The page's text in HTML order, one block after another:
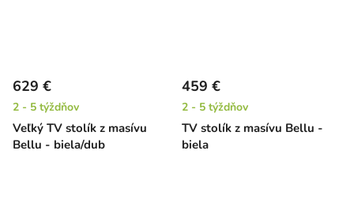
Veľký TV stolík z masívu
Bellu - biela/dub
629 €
2 - 5 týždňov
TV stolík z masívu Bellu -
biela
459 €
2 - 5 týždňov